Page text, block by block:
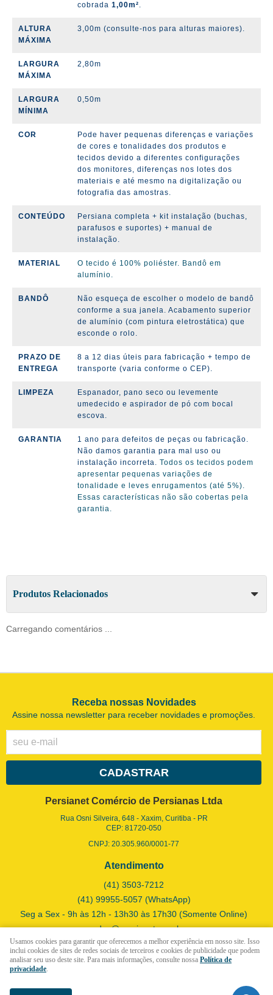
cobrada 1,00m².
ALTURA
MÁXIMA
3,00m (consulte-nos para alturas maiores).
LARGURA
MÁXIMA
2,80m
LARGURA
MÍNIMA
0,50m
COR
Pode haver pequenas diferenças e variações
de cores e tonalidades dos produtos e
tecidos devido a diferentes configurações
dos monitores, diferenças nos lotes dos
materiais e até mesmo na digitalização ou
fotografia das amostras.
CONTEÚDO Persiana completa + kit instalação (buchas,
parafusos e suportes) + manual de
instalação.
MATERIAL
O tecido é 100% poliéster. Bandô em
alumínio.
BANDÔ
Não esqueça de escolher o modelo de bandô
conforme a sua janela. Acabamento superior
de alumínio (com pintura eletrostática) que
esconde o rolo.
PRAZO DE
ENTREGA
8 a 12 dias úteis para fabricação + tempo de
transporte (varia conforme o CEP).
LIMPEZA
Espanador, pano seco ou levemente
umedecido e aspirador de pó com bocal
escova.
GARANTIA
1 ano para defeitos de peças ou fabricação.
Não damos garantia para mal uso ou
instalação incorreta. Todos os tecidos podem
apresentar pequenas variações de
tonalidade e leves enrugamentos (até 5%).
Essas características não são cobertas pela
garantia.
Produtos Relacionados
Carregando comentários ...
Receba nossas Novidades
Assine nossa newsletter para receber novidades e promoções.
CADASTRAR
Persianet Comércio de Persianas Ltda
Rua Osni Silveira, 648- Xaxim, Curitiba- PR
CEP: 81720-050
CNPJ: 20.305.960/0001-77
Atendimento
(41) 3503-7212
(41) 99955-5057 (WhatsApp)
Seg a Sex - 9h às 12h - 13h30 às 17h30 (Somente Online)
vendas@persianet.com.br
LOJA VIRTUAL CRIADA POR
Usamos cookies para garantir que oferecemos a melhor experiência em nosso site. Isso
inclui cookies de sites de redes sociais de terceiros e cookies de publicidade que podem
analisar seu uso deste site. Para mais informações, consulte nossa Política de
privacidade.